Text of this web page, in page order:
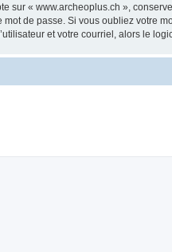
sur « www.archeoplus.ch »,
de passe. Si vous oubliez votre
et votre courriel, alors le